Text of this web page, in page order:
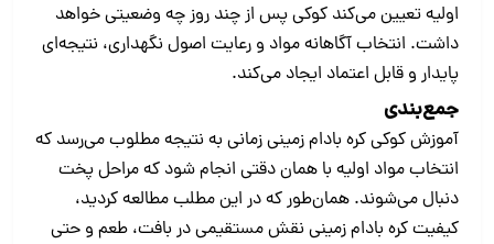
اولیه تعیین می‌کند کوکی پس از چند روز چه وضعیتی خواهد
داشت. انتخاب آگاهانه مواد و رعایت اصول نگهداری، نتیجه‌ای
پایدار و قابل اعتماد ایجاد می‌کند.
جمع‌بندی
آموزش کوکی کره بادام زمینی زمانی به نتیجه مطلوب می‌رسد که
انتخاب مواد اولیه با همان دقتی انجام شود که مراحل پخت
دنبال می‌شوند. همان‌طور که در این مطلب مطالعه کردید،
کیفیت کره بادام زمینی نقش مستقیمی در بافت، طعم و حتی